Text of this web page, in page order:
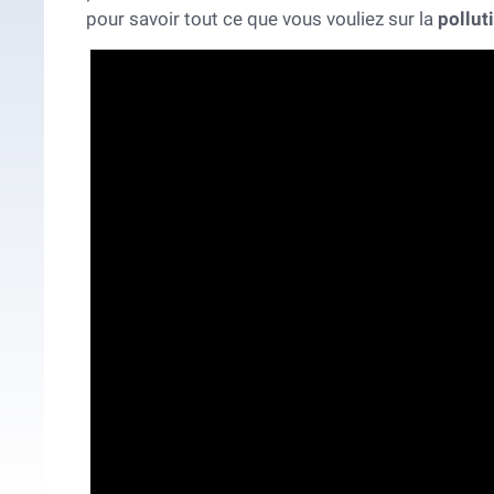
pour savoir tout ce que vous vouliez sur la